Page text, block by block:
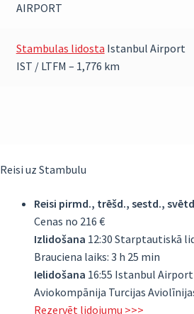
AIRPORT
Stambulas lidosta Istanbul Airport
IST / LTFM – 1,776 km
Reisi uz Stambulu
Reisi pirmd., trēšd., sestd.,
Cenas no 216 €
Izlidošana 12:30 Starptautiskā
Brauciena laiks: 3 h 25 min
Ielidošana 16:55 Istanbul
Aviokompānija Turcijas
Rezervēt lidojumu >>>